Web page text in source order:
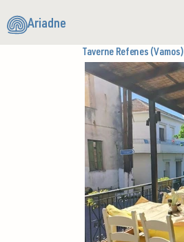
Ariadne
Taverne Refenes (Vamos)